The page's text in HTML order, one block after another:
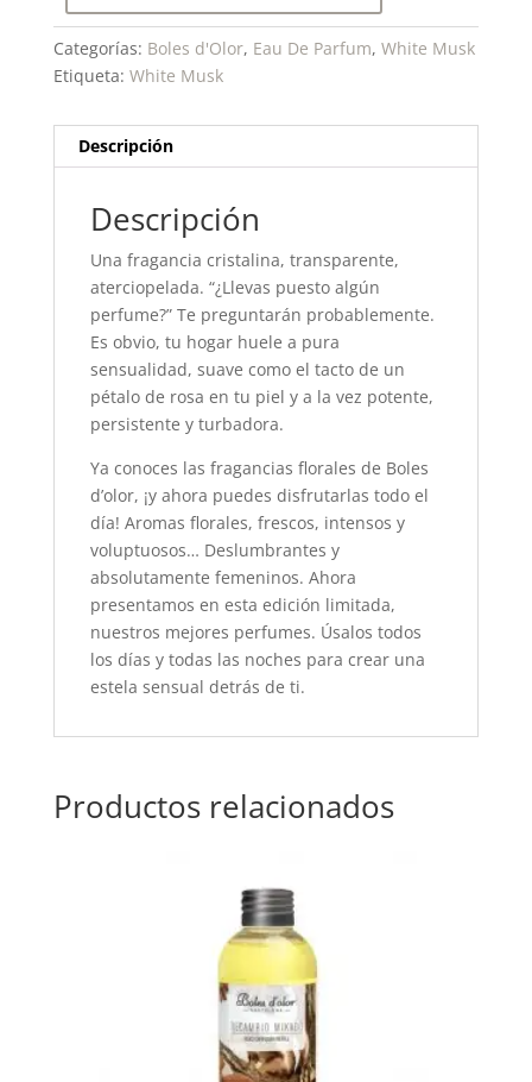
Categorías: Boles d'Olor, Eau De Parfum, White Musk
Etiqueta: White Musk
Descripción
Descripción
Una fragancia cristalina, transparente,
aterciopelada. “¿Llevas puesto algún
perfume?” Te preguntarán probablemente.
Es obvio, tu hogar huele a pura
sensualidad, suave como el tacto de un
pétalo de rosa en tu piel y a la vez potente,
persistente y turbadora.
Ya conoces las fragancias florales de Boles
d’olor, ¡y ahora puedes disfrutarlas todo el
día! Aromas florales, frescos, intensos y
voluptuosos… Deslumbrantes y
absolutamente femeninos. Ahora
presentamos en esta edición limitada,
nuestros mejores perfumes. Úsalos todos
los días y todas las noches para crear una
estela sensual detrás de ti.
Productos relacionados